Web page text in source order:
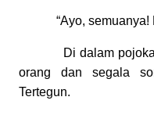
“Ayo,
Di dalam
orang dan segala
Tertegun.